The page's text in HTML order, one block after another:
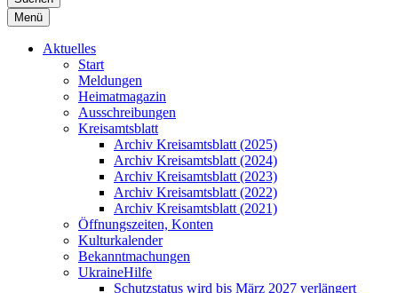
Menü
Aktuelles
Start
Meldungen
Heimatmagazin
Ausschreibungen
Kreisamtsblatt
Archiv Kreisamtsblatt (2025)
Archiv Kreisamtsblatt (2024)
Archiv Kreisamtsblatt (2023)
Archiv Kreisamtsblatt (2022)
Archiv Kreisamtsblatt (2021)
Öffnungszeiten, Konten
Kulturkalender
Bekanntmachungen
UkraineHilfe
Schutzstatus wird bis März 2027 verlängert